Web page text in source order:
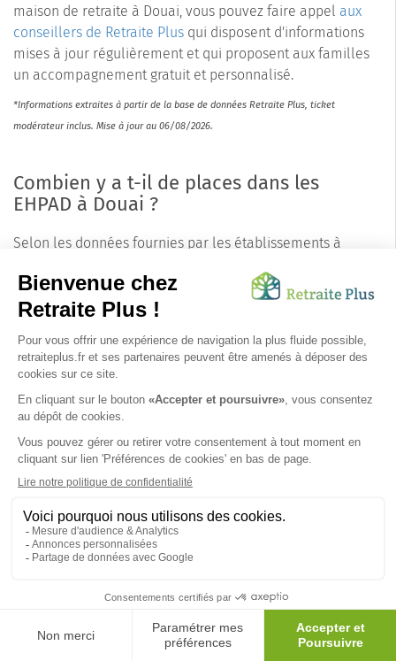
maison de retraite à Douai, vous pouvez faire appel aux
conseillers de Retraite Plus qui disposent d'informations
mises à jour régulièrement et qui proposent aux familles
un accompagnement gratuit et personnalisé.
*Informations extraites à partir de la base de données Retraite Plus, ticket
modérateur inclus. Mise à jour au 06/08/2026.
Combien y a t-il de places dans les
EHPAD à Douai ?
Selon les données fournies par les établissements à
retraite à Douai, en chambres individuelle.
*Informations extraites à partir de la base de données Retraite Plus, ticket
modérateur inclus. Mise à jour au 06/08/2026.
Combien y a-t-il d'établissements pour
seniors à Douai ?
Il y a environ 5 maisons de retraite à Douai*.
Cela inclut des maisons de retraite médicalisées (EHPAD +
des résidences autonomie. Les conseillers de Retraite Plus
connaissent les précisions pour chaque établissement
concernant les tarifs, le nombre de places disponibles et
les pathologies prises en charge.
N'hésitez pas à les
pour un accompagnement personnalisé.
*informations extraites à partir de la base de données Retraite Plus. Mise à jour au